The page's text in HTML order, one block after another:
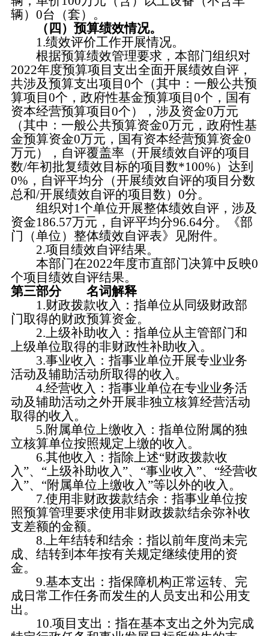
辆）0台（套）。
（四）预算绩效情况。
1.绩效评价工作开展情况。
根据预算绩效管理要求，本部门组织对
2022年度预算项目支出全面开展绩效自评，
共涉及预算支出项目0个（其中：一般公共预
算项目0个，政府性基金预算项目0个，国有
资本经营预算项目0个），涉及资金0万元
（其中：一般公共预算资金0万元，政府性基
金预算资金0万元，国有资本经营预算资金0
万元），自评覆盖率（开展绩效自评的项目
数/年初批复绩效目标的项目数*100%）达到
0%，自评平均分（开展绩效自评的项目分数
总和/开展绩效自评的项目数）0分。
组织对1个单位开展整体绩效自评，涉及
资金186.57万元，自评平均分96.64分。《部
门（单位）整体绩效自评表》见附件。
2.项目绩效自评结果。
本部门在2022年度市直部门决算中反映0
个项目绩效自评结果。
第三部分 名词解释
1.财政拨款收入：指单位从同级财政部
门取得的财政预算资金。
2.上级补助收入：指单位从主管部门和
上级单位取得的非财政性补助收入。
3.事业收入：指事业单位开展专业业务
活动及辅助活动所取得的收入。
4.经营收入：指事业单位在专业业务活
动及辅助活动之外开展非独立核算经营活动
取得的收入。
5.附属单位上缴收入：指单位附属的独
立核算单位按照规定上缴的收入。
6.其他收入：指除上述“财政拨款收
入”、“上级补助收入”、“事业收入”、“经营收
入”、“附属单位上缴收入”等以外的收入。
7.使用非财政拨款结余：指事业单位按
照预算管理要求使用非财政拨款结余弥补收
支差额的金额。
8.上年结转和结余：指以前年度尚未完
成、结转到本年按有关规定继续使用的资
金。
9.基本支出：指保障机构正常运转、完
成日常工作任务而发生的人员支出和公用支
出。
10.项目支出：指在基本支出之外为完成